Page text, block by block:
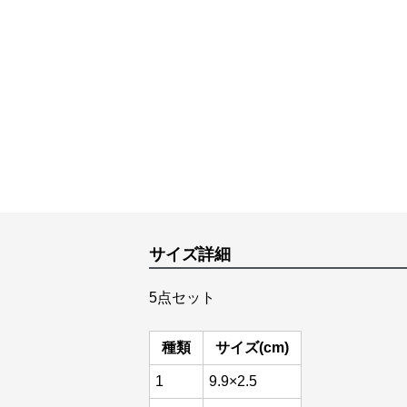
サイズ詳細
5点セット
種類 サイズ(cm)
1 9.9×2.5